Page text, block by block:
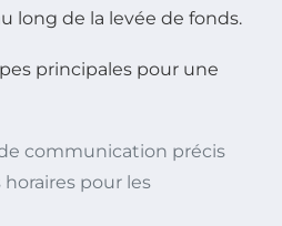
long de la levée de fonds.
principales pour une
communication précis
pour les